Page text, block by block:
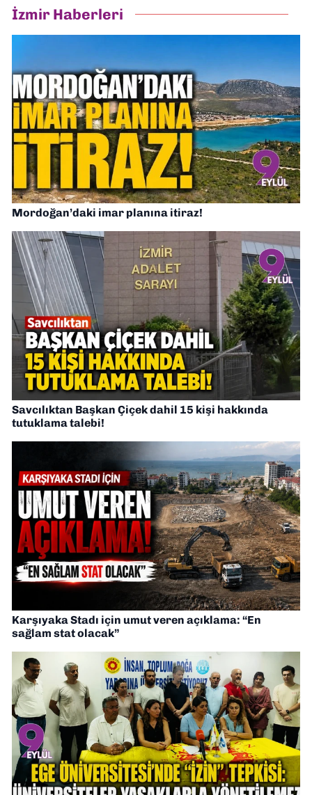
İzmir Haberleri
Mordoğan’daki imar planına itiraz!
Savcılıktan Başkan Çiçek dahil 15 kişi hakkında
tutuklama talebi!
Karşıyaka Stadı için umut veren açıklama: “En
sağlam stat olacak”